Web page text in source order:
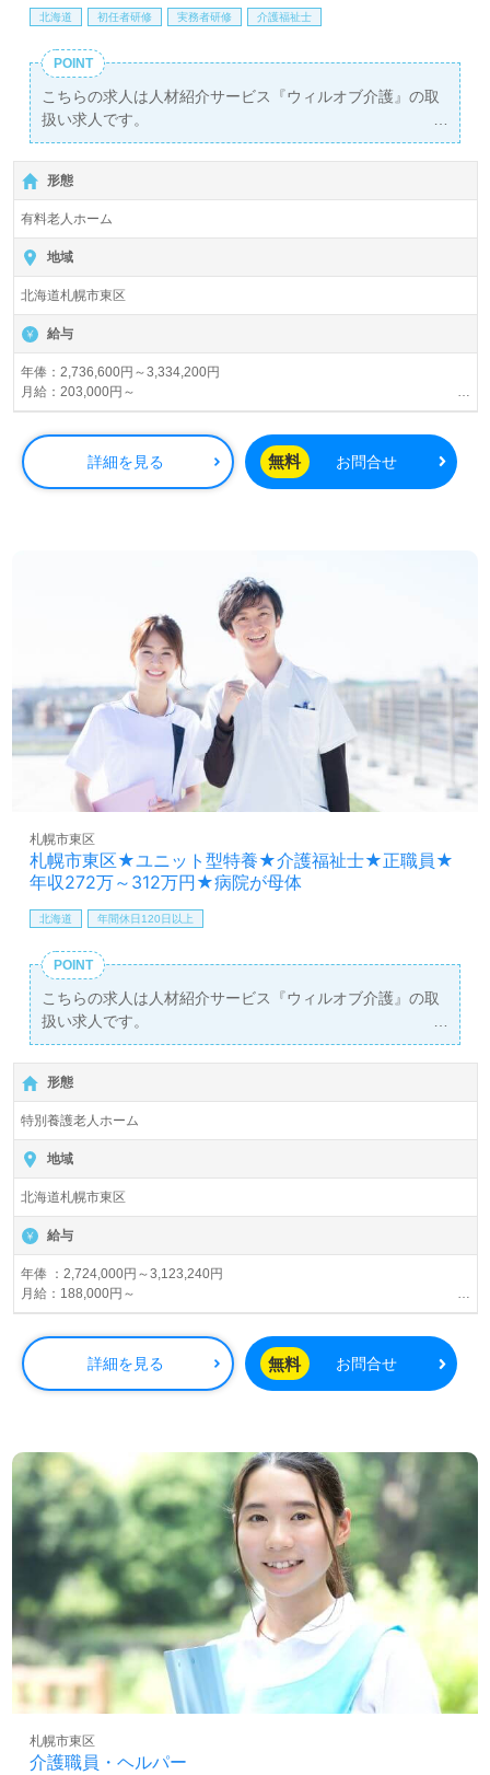
北海道 初任者研修 実務者研修 介護福祉士
POINT
こちらの求人は人材紹介サービス『ウィルオブ介護』の取
扱い求人です。
詳細に関してお気軽にご相談ください♪
【無料】で皆さんの転職活動をサポートいたします。
形態
有料老人ホーム
地域
北海道札幌市東区
給与
年俸：2,736,600円～3,334,200円
月給：203,000円～
夜勤手当：5,000円/回(月4～5回)
処遇加算手当：16,000円～24,000円
住宅手当：3,000円～13,000円
詳細を見る 無料 お問合せ
札幌市東区★ユニット型特養★介護福祉士★正職員★
年収272万～312万円★病院が母体
札幌市東区
北海道 年間休日120日以上
POINT
こちらの求人は人材紹介サービス『ウィルオブ介護』の取
扱い求人です。
詳細に関してお気軽にご相談ください♪
【無料】で皆さんの転職活動をサポートいたします。
形態
特別養護老人ホーム
地域
北海道札幌市東区
給与
年俸 ：2,724,000円～3,123,240円
月給：188,000円～
●処遇改善手当：10,000円～12,000円
●資格手当：10,000円
●夜勤手当：3,000円/回(月4回程度)
●住宅手当(上限)：13,000円
●家族手当(上限)：10,000円
詳細を見る 無料 お問合せ
介護職員・ヘルパー
札幌市東区